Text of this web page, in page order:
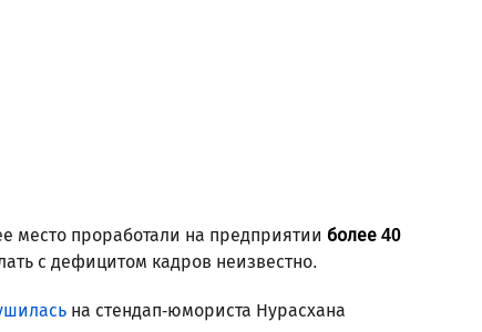
место проработали на предприятии более 40
с дефицитом кадров неизвестно.
на стендап-юмориста Нурасхана